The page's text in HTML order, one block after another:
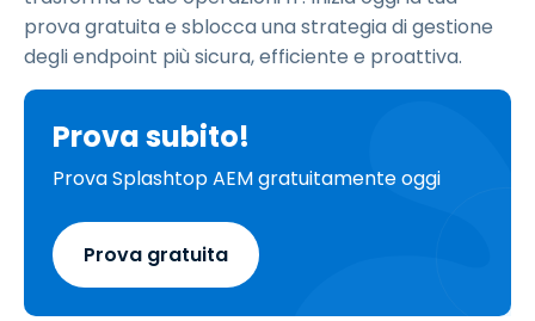
prova gratuita e sblocca una strategia di gestione
degli endpoint più sicura, efficiente e proattiva.
Prova subito!
Prova Splashtop AEM gratuitamente oggi
Prova gratuita